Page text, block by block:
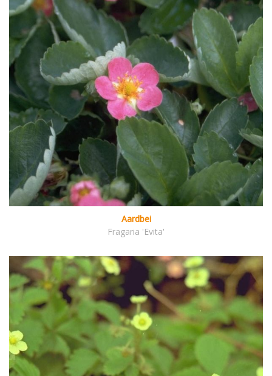
Aardbei
Fragaria 'Evita'